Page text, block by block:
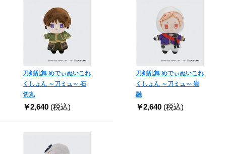
刀剣乱舞 めでぃぬいこれ
くしょん ～刀ミュ～ 石
切丸
￥2,640 (税込)
刀剣乱舞 めでぃぬいこれ
くしょん ～刀ミュ～ 岩
融
￥2,640 (税込)